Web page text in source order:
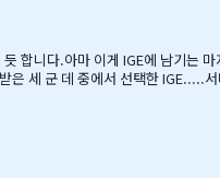
합니다.아마 이게 IGE에 남기
세 군 데 중에서 선택한
부터 계속 farewell party입니